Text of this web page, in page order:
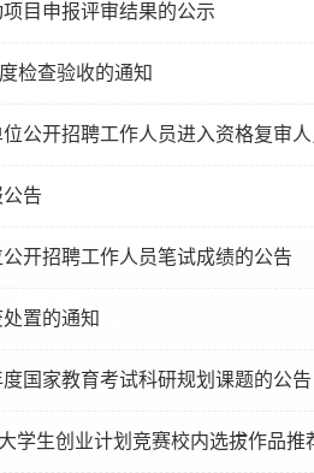
目申报评审结果的公示
检查验收的通知
公开招聘工作人员进入资格复审
告
开招聘工作人员笔试成绩的公告
置的通知
国家教育考试科研规划课题的公告
学生创业计划竞赛校内选拔作品推